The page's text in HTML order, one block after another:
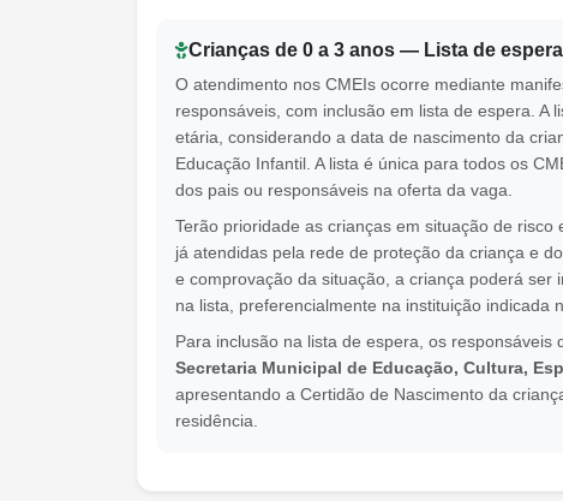
Crianças de 0 a 3 anos — Lista de espera
O atendimento nos CMEIs ocorre mediante
responsáveis, com inclusão em lista de espera. A
etária, considerando a data de nascimento da
Educação Infantil. A lista é única para todos os
dos pais ou responsáveis na oferta da vaga.
Terão prioridade as crianças em situação de risco
já atendidas pela rede de proteção da criança e
e comprovação da situação, a criança poderá ser
na lista, preferencialmente na instituição indicada
Para inclusão na lista de espera, os responsáveis
Secretaria Municipal de Educação, Cultura,
apresentando a Certidão de Nascimento da
residência.